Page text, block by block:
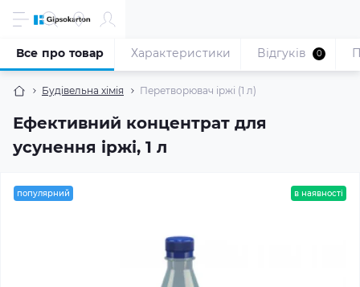
Будівельна хімія Перетворювач іржі (1 л)
Ефективний концентрат для
усунення іржі, 1 л
Все про товар Характеристики Відгуків 0
популярний в наявності